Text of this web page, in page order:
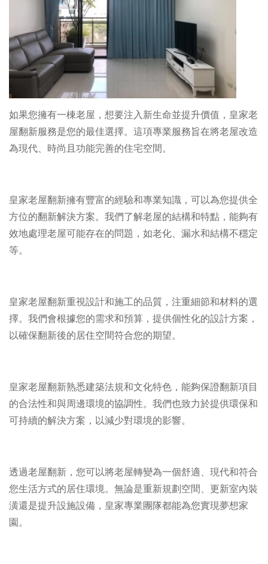
如果您擁有一棟老屋，想要注入新生命並提升價值，皇家老
屋翻新服務是您的最佳選擇。這項專業服務旨在將老屋改造
為現代、時尚且功能完善的住宅空間。
皇家老屋翻新擁有豐富的經驗和專業知識，可以為您提供全
方位的翻新解決方案。我們了解老屋的結構和特點，能夠有
效地處理老屋可能存在的問題，如老化、漏水和結構不穩定
等。
皇家老屋翻新重視設計和施工的品質，注重細節和材料的選
擇。我們會根據您的需求和預算，提供個性化的設計方案，
以確保翻新後的居住空間符合您的期望。
皇家老屋翻新熟悉建築法規和文化特色，能夠保證翻新項目
的合法性和與周邊環境的協調性。我們也致力於提供環保和
可持續的解決方案，以減少對環境的影響。
透過老屋翻新，您可以將老屋轉變為一個舒適、現代和符合
您生活方式的居住環境。無論是重新規劃空間、更新室內裝
潢還是提升設施設備，皇家專業團隊都能為您實現夢想家
園。